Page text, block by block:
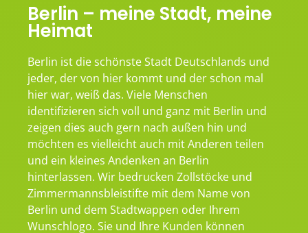
Berlin – meine Stadt, meine
Heimat
Berlin ist die schönste Stadt Deutschlands und
jeder, der von hier kommt und der schon mal
hier war, weiß das. Viele Menschen
identifizieren sich voll und ganz mit Berlin und
zeigen dies auch gern nach außen hin und
möchten es vielleicht auch mit Anderen teilen
und ein kleines Andenken an Berlin
hinterlassen. Wir bedrucken Zollstöcke und
Zimmermannsbleistifte mit dem Name von
Berlin und dem Stadtwappen oder Ihrem
Wunschlogo. Sie und Ihre Kunden können